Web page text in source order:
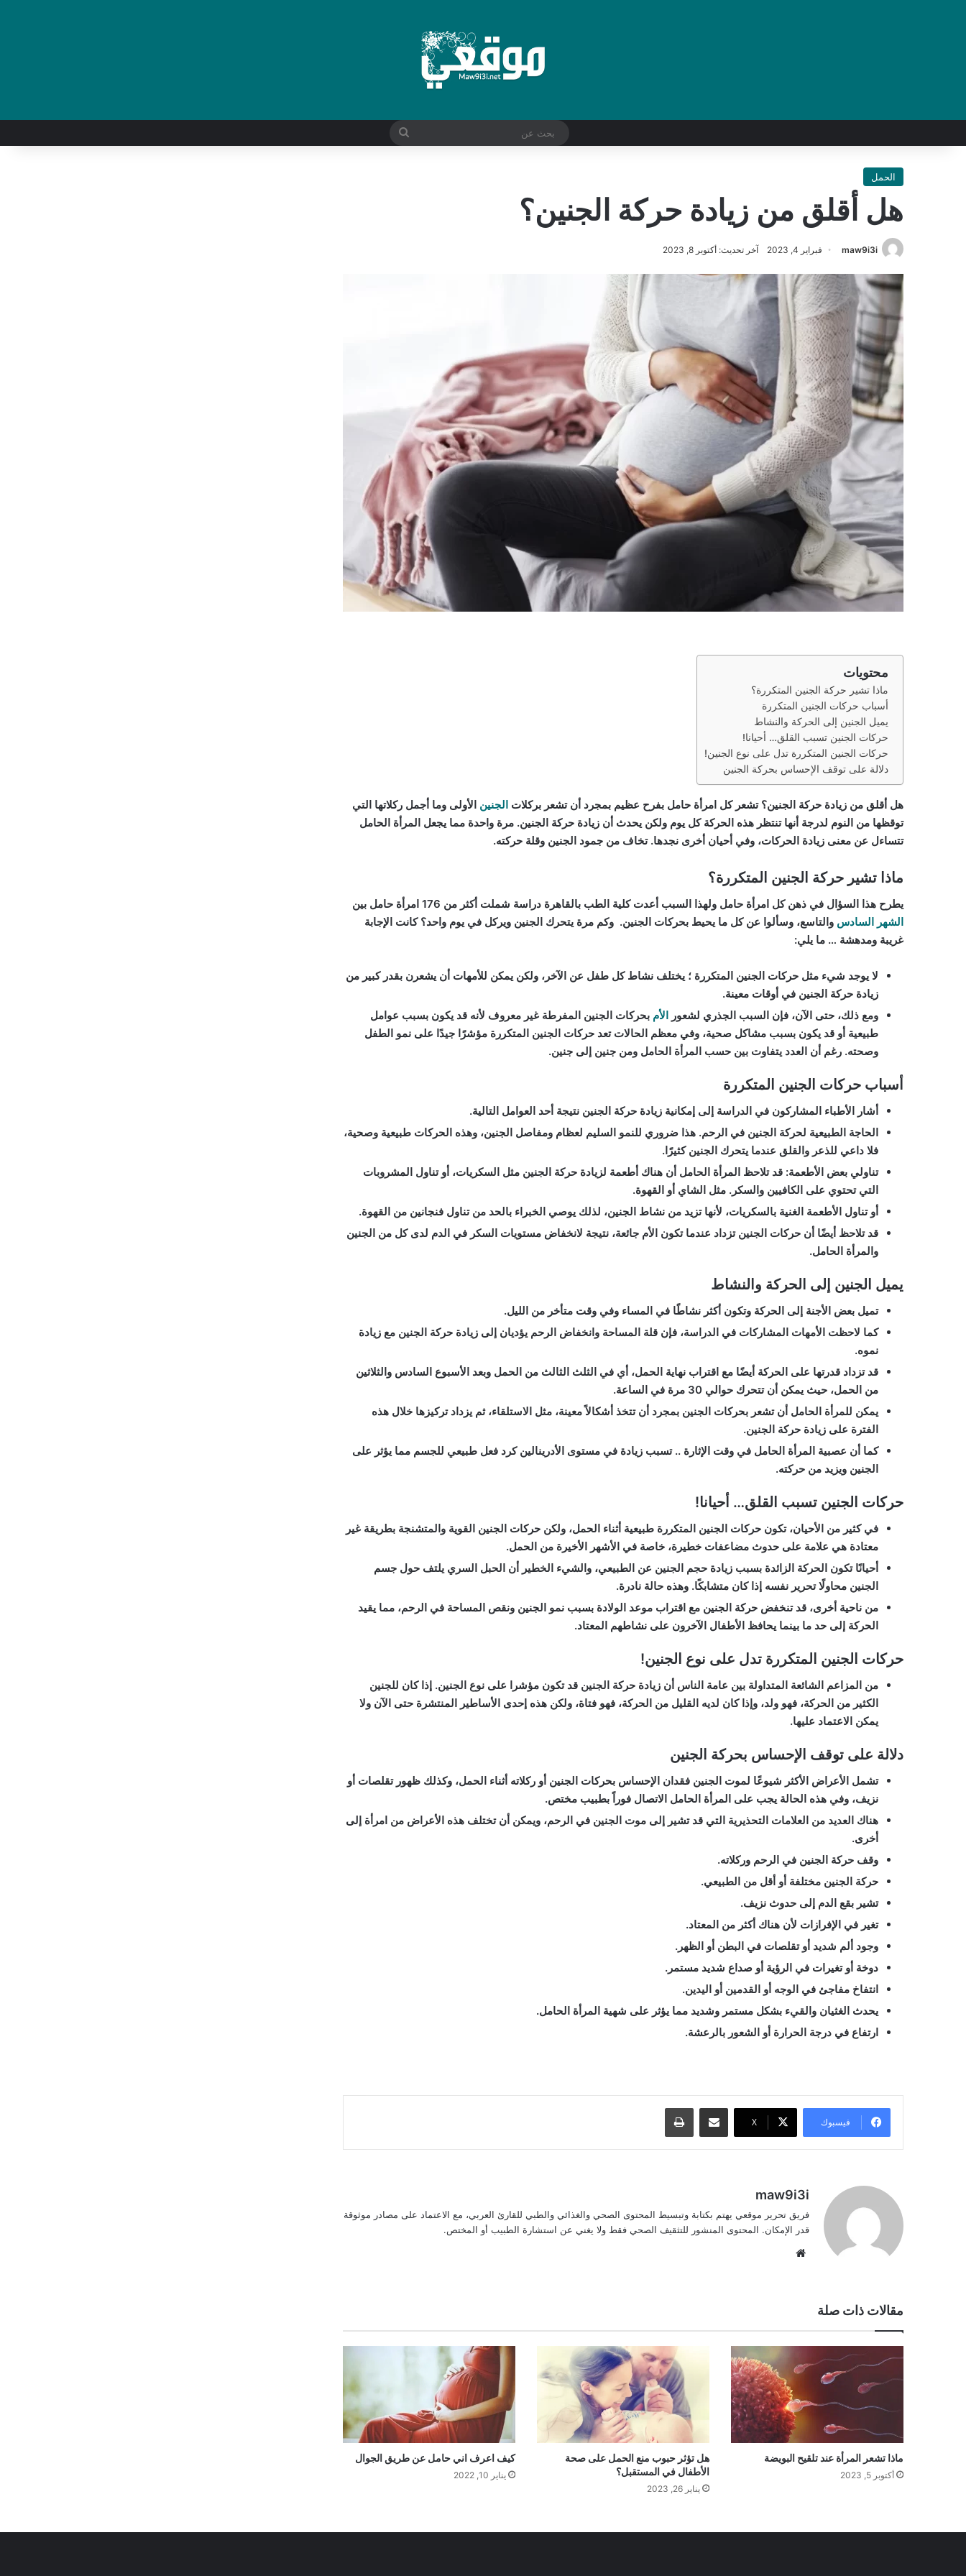
بحث
الحمل
هل أقلق من زيادة حركة الجنين؟
maw9i3i فبراير 4, 2023 آخر تحديث: أكتوبر 8, 2023
محتويات
ماذا تشير حركة الجنين المتكررة؟
أسباب حركات الجنين المتكررة
يميل الجنين إلى الحركة والنشاط
حركات الجنين تسبب القلق… أحيانا!
حركات الجنين المتكررة تدل على نوع الجنين!
دلالة على توقف الإحساس بحركة الجنين
هل أقلق من زيادة حركة الجنين؟ تشعر كل امرأة حامل بفرح عظيم بمجرد أن تشعر بركلات الجنين الأولى وما أجمل ركلاتها التي
توقظها من النوم لدرجة أنها تنتظر هذه الحركة كل يوم ولكن يحدث أن زيادة حركة الجنين. مرة واحدة مما يجعل المرأة الحامل
تتساءل عن معنى زيادة الحركات، وفي أحيان أخرى نجدها. تخاف من جمود الجنين وقلة حركته.
ماذا تشير حركة الجنين المتكررة؟
يطرح هذا السؤال في ذهن كل امرأة حامل ولهذا السبب أعدت كلية الطب بالقاهرة دراسة شملت أكثر من 176 امرأة حامل بين
الشهر السادس والتاسع، وسألوا عن كل ما يحيط بحركات الجنين. وكم مرة يتحرك الجنين ويركل في يوم واحد؟ كانت الإجابة
غريبة ومدهشة … ما يلي:
لا يوجد شيء مثل حركات الجنين المتكررة ؛ يختلف نشاط كل طفل عن الآخر، ولكن يمكن للأمهات أن يشعرن بقدر كبير من
زيادة حركة الجنين في أوقات معينة.
ومع ذلك، حتى الآن، فإن السبب الجذري لشعور
الأم بحركات الجنين المفرطة غير معروف لأنه قد يكون بسبب عوامل
طبيعية أو قد يكون بسبب مشاكل صحية، وفي معظم الحالات تعد حركات الجنين المتكررة مؤشرًا جيدًا على نمو الطفل
وصحته. رغم أن العدد يتفاوت بين حسب المرأة الحامل ومن جنين إلى جنين.
أسباب حركات الجنين المتكررة
أشار الأطباء المشاركون في الدراسة إلى إمكانية زيادة حركة الجنين نتيجة أحد العوامل التالية.
الحاجة الطبيعية لحركة الجنين في الرحم. هذا ضروري للنمو السليم لعظام ومفاصل الجنين، وهذه الحركات طبيعية وصحية،
فلا داعي للذعر والقلق عندما يتحرك الجنين كثيرًا.
تناولي بعض الأطعمة: قد تلاحظ المرأة الحامل أن هناك أطعمة لزيادة حركة الجنين مثل السكريات، أو تناول المشروبات
التي تحتوي على الكافيين والسكر. مثل الشاي أو القهوة.
أو تناول الأطعمة الغنية بالسكريات، لأنها تزيد من نشاط الجنين، لذلك يوصي الخبراء بالحد من تناول فنجانين من القهوة.
قد تلاحظ أيضًا أن حركات الجنين تزداد عندما تكون الأم جائعة، نتيجة لانخفاض مستويات السكر في الدم لدى كل من الجنين
والمرأة الحامل.
يميل الجنين إلى الحركة والنشاط
تميل بعض الأجنة إلى الحركة وتكون أكثر نشاطًا في المساء وفي وقت متأخر من الليل.
كما لاحظت الأمهات المشاركات في الدراسة، فإن قلة المساحة وانخفاض الرحم يؤديان إلى زيادة حركة الجنين مع زيادة
نموه.
قد تزداد قدرتها على الحركة أيضًا مع اقتراب نهاية الحمل، أي في الثلث الثالث من الحمل وبعد الأسبوع السادس والثلاثين
من الحمل، حيث يمكن أن تتحرك حوالي 30 مرة في الساعة.
يمكن للمرأة الحامل أن تشعر بحركات الجنين بمجرد أن تتخذ أشكالاً معينة، مثل الاستلقاء، ثم يزداد تركيزها خلال هذه
الفترة على زيادة حركة الجنين.
كما أن عصبية المرأة الحامل في وقت الإثارة .. تسبب زيادة في مستوى الأدرينالين كرد فعل طبيعي للجسم مما يؤثر على
الجنين ويزيد من حركته.
حركات الجنين تسبب القلق… أحيانا!
في كثير من الأحيان، تكون حركات الجنين المتكررة طبيعية أثناء الحمل، ولكن حركات الجنين القوية والمتشنجة بطريقة غير
معتادة هي علامة على حدوث مضاعفات خطيرة، خاصة في الأشهر الأخيرة من الحمل.
أحيانًا تكون الحركة الزائدة بسبب زيادة حجم الجنين عن الطبيعي، والشيء الخطير أن الحبل السري يلتف حول جسم
الجنين محاولًا تحرير نفسه إذا كان متشابكًا. وهذه حالة نادرة.
من ناحية أخرى، قد تنخفض حركة الجنين مع اقتراب موعد الولادة بسبب نمو الجنين ونقص المساحة في الرحم، مما يقيد
الحركة إلى حد ما بينما يحافظ الأطفال الآخرون على نشاطهم المعتاد.
حركات الجنين المتكررة تدل على نوع الجنين!
من المزاعم الشائعة المتداولة بين عامة الناس أن زيادة حركة الجنين قد تكون مؤشرا على نوع الجنين. إذا كان للجنين
الكثير من الحركة، فهو ولد، وإذا كان لديه القليل من الحركة، فهو فتاة، ولكن هذه إحدى الأساطير المنتشرة حتى الآن ولا
يمكن الاعتماد عليها.
دلالة على توقف الإحساس بحركة الجنين
تشمل الأعراض الأكثر شيوعًا لموت الجنين فقدان الإحساس بحركات الجنين أو ركلاته أثناء الحمل، وكذلك ظهور تقلصات أو
نزيف، وفي هذه الحالة يجب على المرأة الحامل الاتصال فوراً بطبيب مختص.
هناك العديد من العلامات التحذيرية التي قد تشير إلى موت الجنين في الرحم، ويمكن أن تختلف هذه الأعراض من امرأة إلى
أخرى.
وقف حركة الجنين في الرحم وركلاته.
حركة الجنين مختلفة أو أقل من الطبيعي.
تشير بقع الدم إلى حدوث نزيف.
تغير في الإفرازات لأن هناك أكثر من المعتاد.
وجود ألم شديد أو تقلصات في البطن أو الظهر.
دوخة أو تغيرات في الرؤية أو صداع شديد مستمر.
انتفاخ مفاجئ في الوجه أو القدمين أو اليدين.
يحدث الغثيان والقيء بشكل مستمر وشديد مما يؤثر على شهية المرأة الحامل.
ارتفاع في درجة الحرارة أو الشعور بالرعشة.
فيسبوك ‫X
مشاركة عبر البريد طباعة
maw9i3i
فريق تحرير موقعي يهتم بكتابة وتبسيط المحتوى الصحي والغذائي والطبي للقارئ العربي، مع الاعتماد على مصادر موثوقة
قدر الإمكان. المحتوى المنشور للتثقيف الصحي فقط ولا يغني عن استشارة الطبيب أو المختص.
مقالات ذات صلة
ماذا تشعر المرأة عند تلقيح البويضة
أكتوبر 5, 2023
هل تؤثر حبوب منع الحمل على صحة
الأطفال في المستقبل؟
يناير 26, 2023
كيف اعرف اني حامل عن طريق الجوال
يناير 10, 2022